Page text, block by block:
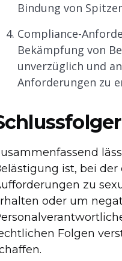
Bindung von
Compliance-
Bekämpfung von
unverzüglich und
Anforderungen zu
ist, bei
zu
oder um
Folgen